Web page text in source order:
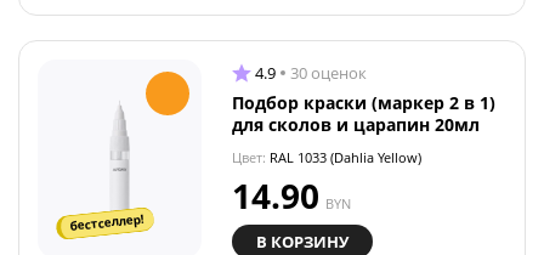
бестселлер!
4.9 30 оценок
Подбор краски (маркер 2 в 1)
для сколов и царапин 20мл
Цвет: RAL 1033 (Dahlia Yellow)
14.90 BYN
В КОРЗИНУ